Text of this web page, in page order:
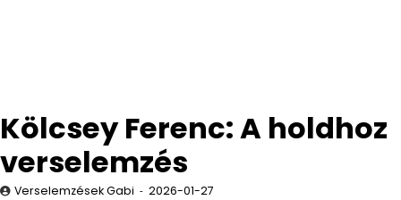
Kölcsey Ferenc: A holdhoz
verselemzés
Verselemzések Gabi 2026-01-27